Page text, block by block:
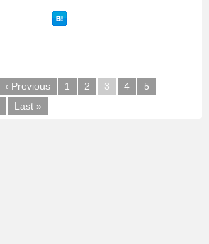
‹ Previous 1 2 3 4
5
Last »